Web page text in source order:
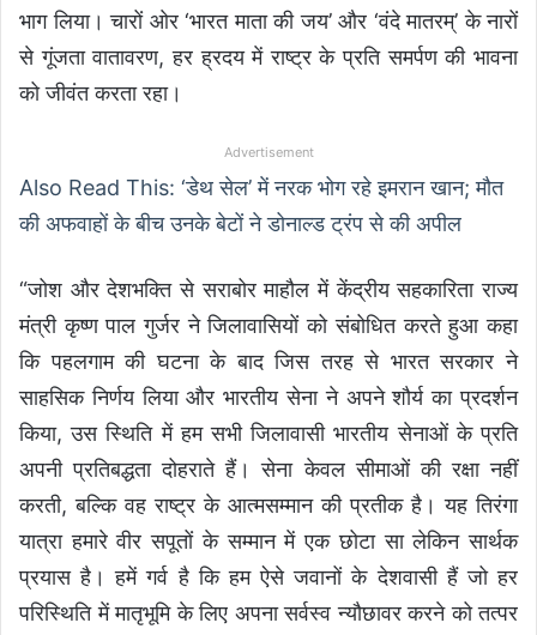
भाग लिया। चारों ओर ‘भारत माता की जय’ और ‘वंदे मातरम्’ के नारों
से गूंजता वातावरण, हर ह्रदय में राष्ट्र के प्रति समर्पण की भावना
को जीवंत करता रहा।
Advertisement
Also Read This: ‘डेथ सेल’ में नरक भोग रहे इमरान खान; मौत
की अफवाहों के बीच उनके बेटों ने डोनाल्ड ट्रंप से की अपील
“जोश और देशभक्ति से सराबोर माहौल में केंद्रीय सहकारिता राज्य
मंत्री कृष्ण पाल गुर्जर ने जिलावासियों को संबोधित करते हुआ कहा
कि पहलगाम की घटना के बाद जिस तरह से भारत सरकार ने
साहसिक निर्णय लिया और भारतीय सेना ने अपने शौर्य का प्रदर्शन
किया, उस स्थिति में हम सभी जिलावासी भारतीय सेनाओं के प्रति
अपनी प्रतिबद्धता दोहराते हैं। सेना केवल सीमाओं की रक्षा नहीं
करती, बल्कि वह राष्ट्र के आत्मसम्मान की प्रतीक है। यह तिरंगा
यात्रा हमारे वीर सपूतों के सम्मान में एक छोटा सा लेकिन सार्थक
प्रयास है। हमें गर्व है कि हम ऐसे जवानों के देशवासी हैं जो हर
परिस्थिति में मातृभूमि के लिए अपना सर्वस्व न्यौछावर करने को तत्पर